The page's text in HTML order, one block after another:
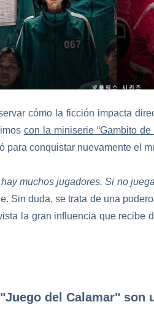
cómo la ficción impacta
con la miniserie “Gambito de
para conquistar nuevamente el
muchos jugadores. Si no
Sin duda, se trata de una
la gran influencia que recibe
del Calamar" son